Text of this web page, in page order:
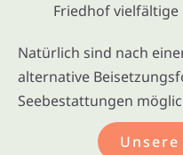
Friedhof
Natürlich sind nach
alternative
Seebestattungen